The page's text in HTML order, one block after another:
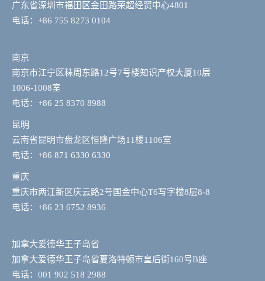
广东省深圳市福田区金田路荣超经贸中心4801
电话：+86 755 8273 0104
南京
南京市江宁区秣周东路12号7号楼知识产权大厦10层
1006-1008室
电话：+86 25 8370 8988
昆明
云南省昆明市盘龙区恒隆广场11楼1106室
电话：+86 871 6330 6330
重庆
重庆市两江新区庆云路2号国金中心T6写字楼8层8-8
电话：+86 23 6752 8936
加拿大爱德华王子岛省
加拿大爱德华王子岛省夏洛特顿市皇后街160号B座
电话：001 902 518 2988